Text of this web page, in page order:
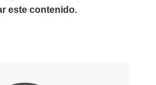
este contenido.